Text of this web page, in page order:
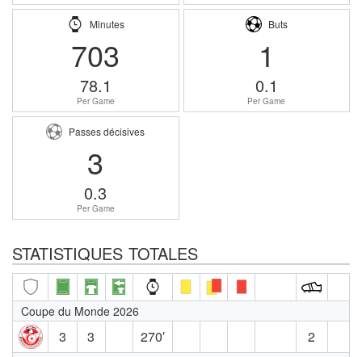
Minutes
703
78.1
Per Game
Buts
1
0.1
Per Game
Passes décisives
3
0.3
Per Game
STATISTIQUES TOTALES
Coupe du Monde 2026
3 3 270′ 2